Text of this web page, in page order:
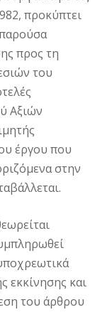
προκύπτει
προς τη
του
Αξιών
έργου που
στην
εκκίνησης και
του άρθρου